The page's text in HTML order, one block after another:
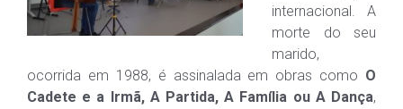
internacional. A
morte do seu
marido,
ocorrida em 1988, é assinalada em obras como O
Cadete e a Irmã, A Partida, A Família ou A Dança,